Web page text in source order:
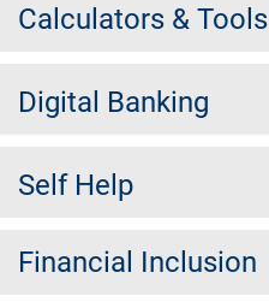
Calculators & Tools
Digital Banking
Self Help
Financial Inclusion